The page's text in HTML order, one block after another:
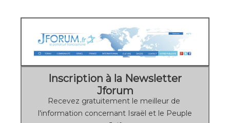
Inscription à la Newsletter
Jforum
Recevez gratuitement le meilleur de
l'information concernant Israël et le Peuple